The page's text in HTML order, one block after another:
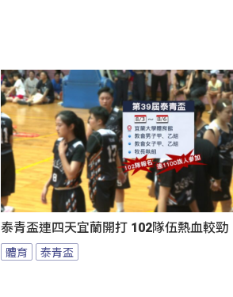
泰青盃連四天宜蘭開打 102隊伍熱血較勁
體育 泰青盃